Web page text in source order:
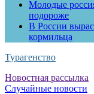
Молодые
подороже
В России
кормильца
Турагенство
Новостная рассылка
Случайные новости